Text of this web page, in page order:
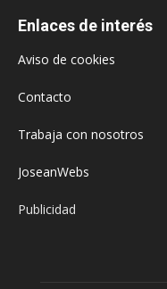
Enlaces de interés
Aviso de cookies
Contacto
Trabaja con nosotros
JoseanWebs
Publicidad